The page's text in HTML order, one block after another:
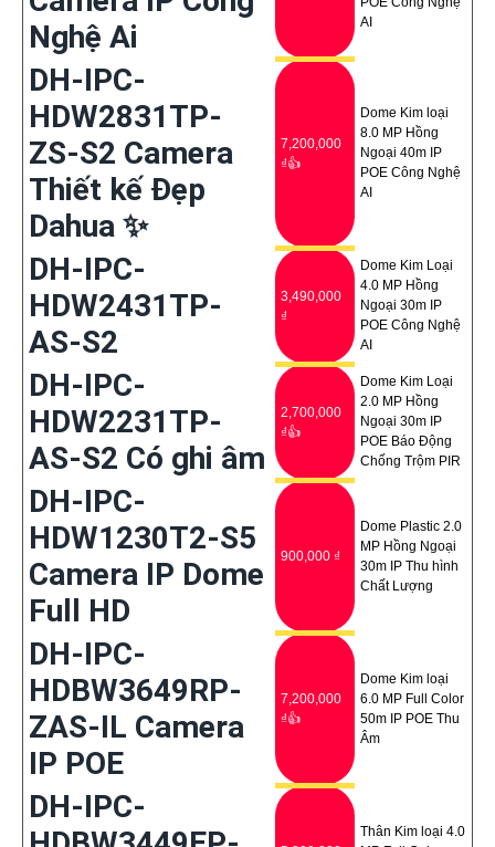
Nghệ Ai
AI
DH-IPC-
HDW2831TP-
ZS-S2 Camera
Thiết kế Đẹp
Dahua ✨
7,200,000
₫👍
Dome Kim loại
8.0 MP Hồng
Ngoại 40m IP
POE Công Nghệ
AI
DH-IPC-
HDW2431TP-
AS-S2
3,490,000
₫
Dome Kim Loại
4.0 MP Hồng
Ngoại 30m IP
POE Công Nghệ
AI
DH-IPC-
HDW2231TP-
AS-S2 Có ghi âm
2,700,000
₫👍
Dome Kim Loại
2.0 MP Hồng
Ngoại 30m IP
POE Báo Động
Chống Trộm PIR
DH-IPC-
HDW1230T2-S5
Camera IP Dome
Full HD
900,000 ₫
Dome Plastic 2.0
MP Hồng Ngoại
30m IP Thu hình
Chất Lượng
DH-IPC-
HDBW3649RP-
ZAS-IL Camera
IP POE
7,200,000
₫👍
Dome Kim loại
6.0 MP Full Color
50m IP POE Thu
Âm
DH-IPC-
Thân Kim loại 4.0